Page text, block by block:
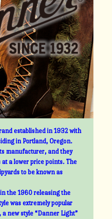
established in 1932 with
in Portland, Oregon.
manufacturer, and they
a lower price points. The
to be known as
the 1960 releasing the
was extremely popular
new style “Danner Light”